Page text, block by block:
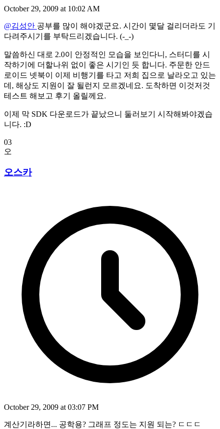
October 29, 2009 at 10:02 AM
@김성안 공부를 많이 해야겠군요. 시간이 몇달 걸리더라도 기
다려주시기를 부탁드리겠습니다. (-_-)
말씀하신 대로 2.0이 안정적인 모습을 보인다니, 스터디를 시
작하기에 더할나위 없이 좋은 시기인 듯 합니다. 주문한 안드
로이드 넷북이 이제 비행기를 타고 저희 집으로 날라오고 있는
데, 해상도 지원이 잘 될런지 모르겠네요. 도착하면 이것저것
테스트 해보고 후기 올릴께요.
이제 막 SDK 다운로드가 끝났으니 둘러보기 시작해봐야겠습
니다. :D
03
오
오스카
October 29, 2009 at 03:07 PM
계산기라하면... 공학용? 그래프 정도는 지원 되는? ㄷㄷㄷ